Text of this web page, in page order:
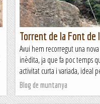
Torrent de la Font de
Avui hem recorregut una
inèdita, ja que fa poc temps
activitat curta i variada, ideal
Blog de muntanya